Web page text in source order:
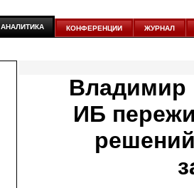
АНАЛИТИКА КОНФЕРЕНЦИИ ЖУРНАЛ
Владимир
ИБ